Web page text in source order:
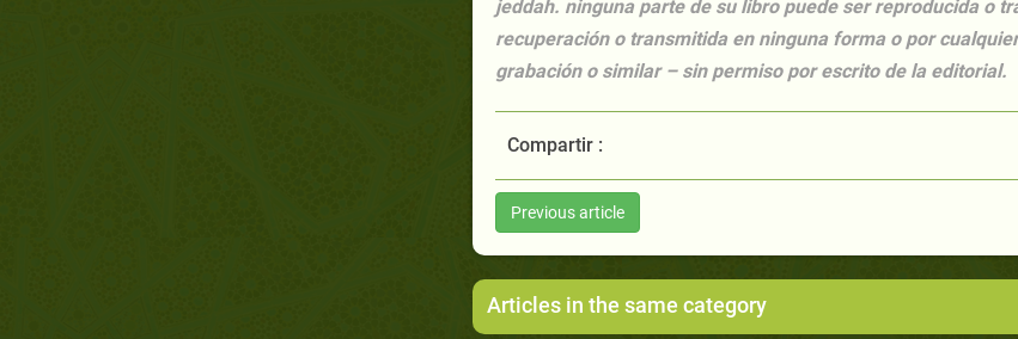
jeddah. ninguna parte de su libro puede ser reproducida o
recuperación o transmitida en ninguna forma o por
grabación o similar – sin permiso por escrito de la editorial.
Compartir :
Previous article
Articles in the same category